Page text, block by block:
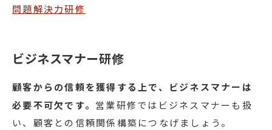
問題解決力研修
ビジネスマナー研修
顧客からの信頼を獲得する上で、ビジネスマナーは
必要不可欠です。 営業研修ではビジネスマナーも扱
い、顧客との信頼関係構築につなげましょう。